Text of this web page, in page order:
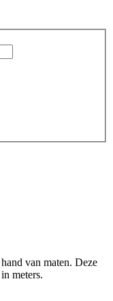
van maten. Deze
meters.